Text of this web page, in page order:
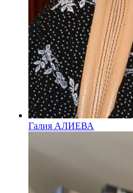
Галия АЛИЕВА